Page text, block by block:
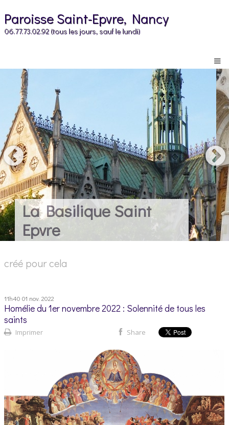
Paroisse Saint-Epvre, Nancy
06.77.73.02.92 (tous les jours, sauf le lundi)
créé pour cela
11h40 01 nov. 2022
Homélie du 1er novembre 2022 : Solennité de tous les
saints
Imprimer Share